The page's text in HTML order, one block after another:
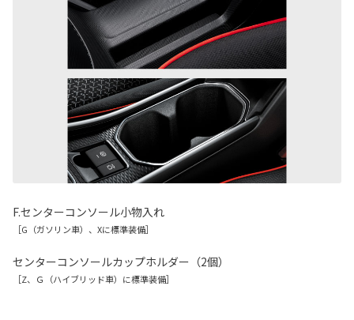
F.センターコンソール小物入れ
［G（ガソリン車）、Xに標準装備］
センターコンソールカップホルダー（2個）
［Z、Ｇ（ハイブリッド車）に標準装備］